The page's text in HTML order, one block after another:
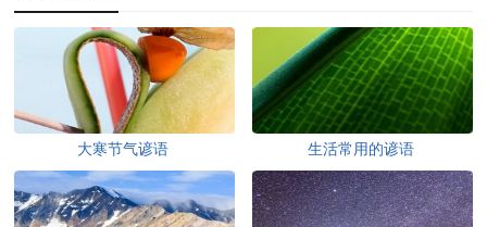
大寒节气谚语 生活常用的谚语